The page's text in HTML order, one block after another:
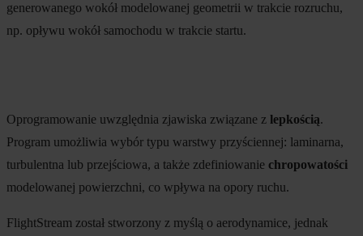
generowanego wokół modelowanej geometrii w trakcie rozruchu,
np. opływu wokół samochodu w trakcie startu.
Oprogramowanie uwzględnia zjawiska związane z lepkością.
Program umożliwia wybór typu warstwy przyściennej: laminarna,
turbulentna lub przejściowa, a także zdefiniowanie chropowatości
modelowanej powierzchni, co wpływa na opory ruchu.
FlightStream został stworzony z myślą o aerodynamice, jednak